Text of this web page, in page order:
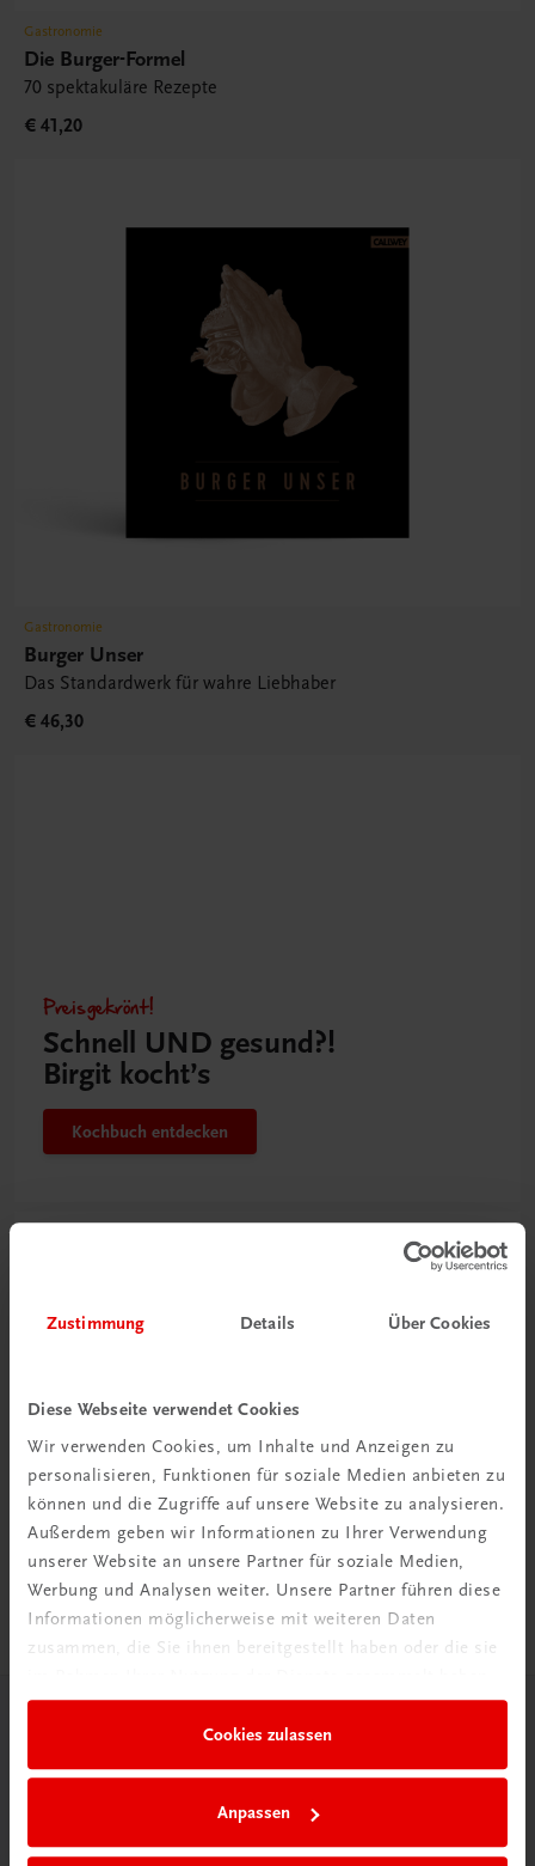
Zustimmung Details Über Cookies
Diese Webseite verwendet Cookies
Wir verwenden Cookies, um Inhalte und Anzeigen zu
personalisieren, Funktionen für soziale Medien anbieten zu
können und die Zugriffe auf unsere Website zu analysieren.
Außerdem geben wir Informationen zu Ihrer Verwendung
unserer Website an unsere Partner für soziale Medien,
Werbung und Analysen weiter. Unsere Partner führen diese
Informationen möglicherweise mit weiteren Daten
zusammen, die Sie ihnen bereitgestellt haben oder die sie
Cookies zulassen
Anpassen
Gastronomie
Die Burger-Formel
70 spektakuläre Rezepte
€ 41,20
Gastronomie
Burger Unser
Das Standardwerk für wahre Liebhaber
€ 46,30
Preisgekrönt!
Schnell UND gesund?!
Birgit kocht’s
Kochbuch entdecken
Rabattcode erhalten
Newsletter abonnieren
& Versandkosten sparen
Jetzt anmelden
Herzlich willkommen bei TRAUNER!